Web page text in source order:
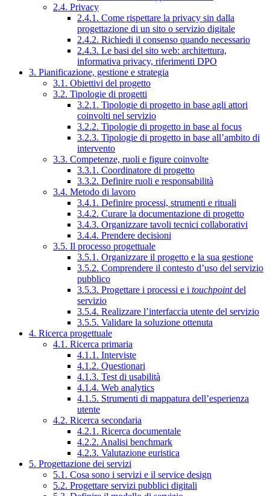
2.4. Privacy
2.4.1. Come rispettare la privacy sin dalla
progettazione di un sito o servizio digitale
2.4.2. Richiedi il consenso quando necessario
2.4.3. Le basi del sito web: architettura,
informativa privacy, riferimenti DPO
3. Pianificazione, gestione e strategia
3.1. Obiettivi del progetto
3.2. Tipologie di progetti
3.2.1. Tipologie di progetto in base agli attori
coinvolti nel servizio
3.2.2. Tipologie di progetto in base al focus
3.2.3. Tipologie di progetto in base all’ambito di
intervento
3.3. Competenze, ruoli e figure coinvolte
3.3.1. Coordinatore di progetto
3.3.2. Definire ruoli e responsabilità
3.4. Metodo di lavoro
3.4.1. Definire processi, strumenti e rituali
3.4.2. Curare la documentazione di progetto
3.4.3. Organizzare tavoli tecnici collaborativi
3.4.4. Prendere decisioni
3.5. Il processo progettuale
3.5.1. Organizzare il progetto e la sua gestione
3.5.2. Comprendere il contesto d’uso del servizio
pubblico
3.5.3. Progettare i processi e i touchpointdel
servizio
3.5.4. Realizzare l’interfaccia utente del servizio
3.5.5. Validare la soluzione ottenuta
4. Ricerca progettuale
4.1. Ricerca primaria
4.1.1. Interviste
4.1.2. Questionari
4.1.3. Test di usabilità
4.1.4. Web analytics
4.1.5. Strumenti di mappatura dell’esperienza
utente
4.2. Ricerca secondaria
4.2.1. Ricerca documentale
4.2.2. Analisi benchmark
4.2.3. Valutazione euristica
5. Progettazione dei servizi
5.1. Cosa sono i servizi e il service design
5.2. Progettare servizi pubblici digitali